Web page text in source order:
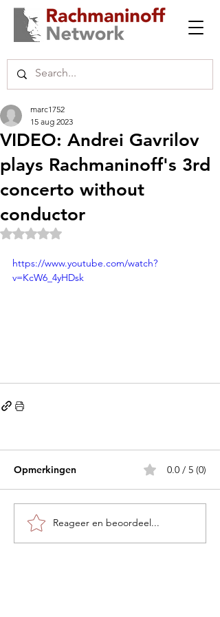
VIDEO: Andrei Gavrilov
plays Rachmaninoff's 3rd
concerto without
conductor
marc1752
15 aug 2023
Beoordeeld met NaN uit 5 sterren.
https://www.youtube.com/watch?
v=KcW6_4yHDsk
Opmerkingen 0.0 / 5 (0)
Reageer en beoordeel...